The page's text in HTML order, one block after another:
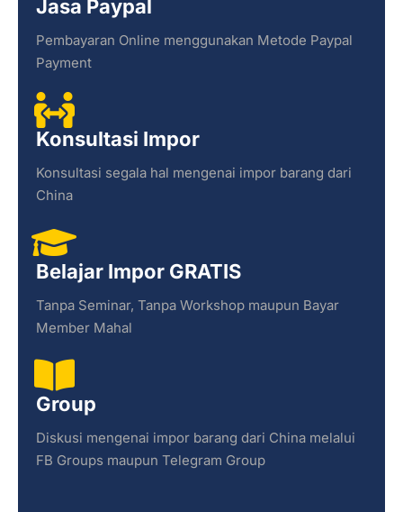
Jasa Paypal
Pembayaran Online menggunakan Metode Paypal
Payment
Konsultasi Impor
Konsultasi segala hal mengenai impor barang dari
China
Belajar Impor GRATIS
Tanpa Seminar, Tanpa Workshop maupun Bayar
Member Mahal
Group
Diskusi mengenai impor barang dari China melalui
FB Groups maupun Telegram Group